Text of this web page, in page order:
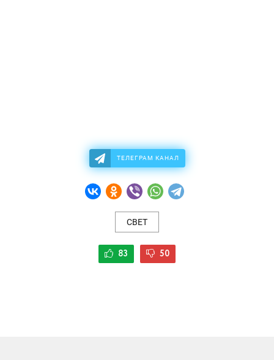
ТЕЛЕГРАМ КАНАЛ
СВЕТ
83 50